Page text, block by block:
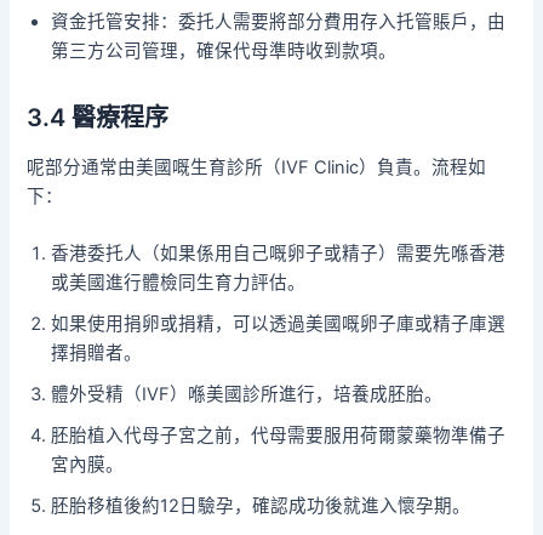
資金托管安排：委托人需要將部分費用存入托管賬戶，由
第三方公司管理，確保代母準時收到款項。
3.4 醫療程序
呢部分通常由美國嘅生育診所（IVF Clinic）負責。流程如
下：
香港委托人（如果係用自己嘅卵子或精子）需要先喺香港
或美國進行體檢同生育力評估。
如果使用捐卵或捐精，可以透過美國嘅卵子庫或精子庫選
擇捐贈者。
體外受精（IVF）喺美國診所進行，培養成胚胎。
胚胎植入代母子宮之前，代母需要服用荷爾蒙藥物準備子
宮內膜。
胚胎移植後約12日驗孕，確認成功後就進入懷孕期。